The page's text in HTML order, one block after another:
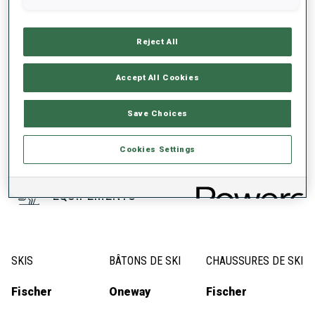
DÉPARTS CM
ÉQUIPEMENTS
SKIS
Fischer
BÂTONS DE SKI
Oneway
CHAUSSURES DE SKI
Fischer
Reject All
Accept All Cookies
Save Choices
Cookies Settings